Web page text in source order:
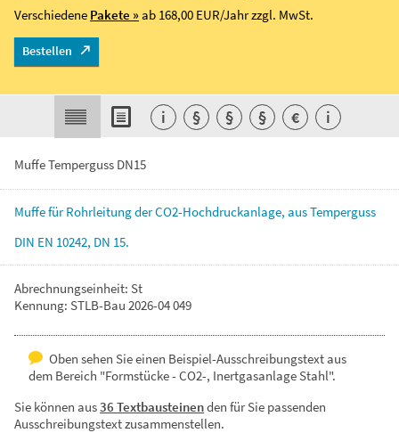
Muffe Temperguss DN15
MuffefürRohrleitungderCO2-Hochdruckanlage, ausTemperguss
DIN EN 10242, DN 15.
Abrechnungseinheit: St
Kennung: STLB-Bau 2026-04 049
Oben sehen Sie einen Beispiel-Ausschreibungstext aus
dem Bereich "Formstücke - CO2-, Inertgasanlage Stahl".
Sie können aus36 Textbausteinenden für Sie passenden
Ausschreibungstext zusammenstellen.
Verschiedene Pakete »ab 168,00 EUR/Jahrzzgl. MwSt.
Bestellen
i § § § € i